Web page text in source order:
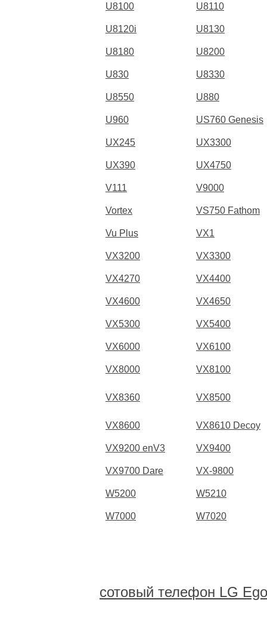
U8100 U8110
U8120i U8130
U8180 U8200
U830 U8330
U8550 U880
U960 US760 Genesis
UX245 UX3300
UX390 UX4750
V111 V9000
Vortex VS750 Fathom
Vu Plus VX1
VX3200 VX3300
VX4270 VX4400
VX4600 VX4650
VX5300 VX5400
VX6000 VX6100
VX8000 VX8100
VX8360 VX8500
VX8600 VX8610 Decoy
VX9200 enV3 VX9400
VX9700 Dare VX-9800
W5200 W5210
W7000 W7020
сотовый телефон LG